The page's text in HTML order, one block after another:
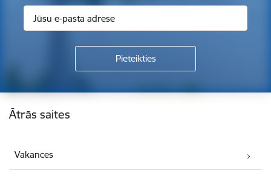
Kājene
Ātrās saites
Vakances